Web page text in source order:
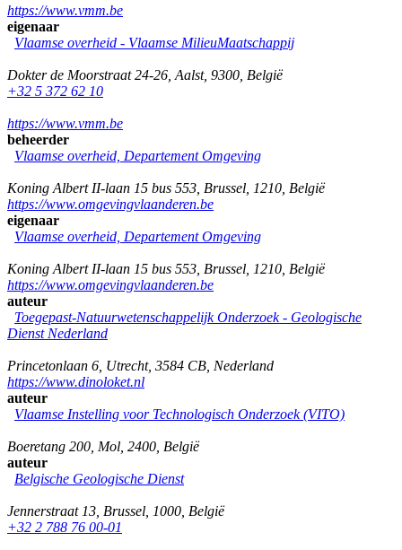
https://www.vmm.be
eigenaar
Vlaamse overheid - Vlaamse MilieuMaatschappij
Dokter de Moorstraat 24-26 Aalst, 9300 België
+32 5 372 62 10
https://www.vmm.be
beheerder
Vlaamse overheid, Departement Omgeving
Koning Albert II-laan 15 bus 553 Brussel 1210 België
https://www.omgevingvlaanderen.be
eigenaar
Vlaamse overheid, Departement Omgeving
Koning Albert II-laan 15 bus 553 Brussel 1210 België
https://www.omgevingvlaanderen.be
auteur
Toegepast-Natuurwetenschappelijk Onderzoek - Geologische
Dienst Nederland
Princetonlaan 6 Utrecht, 3584 CB Nederland
https://www.dinoloket.nl
auteur
Vlaamse Instelling voor Technologisch Onderzoek (VITO)
Boeretang 200 Mol 2400 België
auteur
Belgische Geologische Dienst
Jennerstraat 13 Brussel 1000 België
+32 2 788 76 00-01